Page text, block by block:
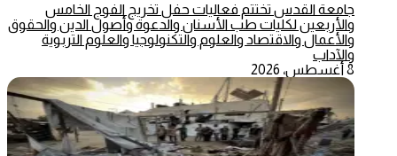
جامعة القدس تختتم فعاليات حفل تخريج الفوج الخامس
والأربعين لكليات طب الأسنان والدعوة وأصول الدين والحقوق
والأعمال والاقتصاد والعلوم والتكنولوجيا والعلوم التربوية
والآداب
8 أغسطس، 2026